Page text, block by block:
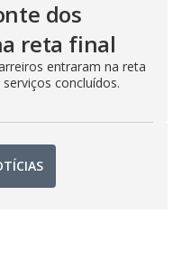
dos
reta final
entraram na reta
concluídos.